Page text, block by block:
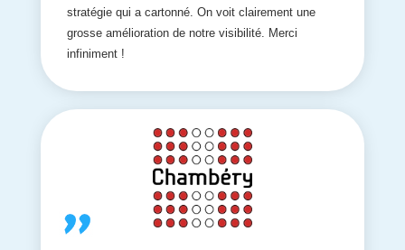
stratégie qui a cartonné. On voit clairement une
grosse amélioration de notre visibilité. Merci
infiniment !